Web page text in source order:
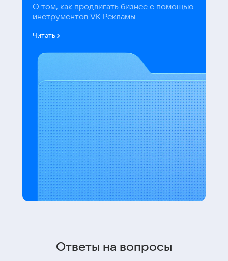
О том, как продвигать бизнес с помощью
инструментов VK Рекламы
Читать
Ответы на вопросы